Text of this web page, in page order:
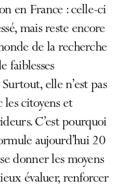
en France : celle-ci
mais reste encore
de la recherche
faiblesses
elle n’est pas
les citoyens et
C’est pourquoi
aujourd’hui 20
donner les moyens
évaluer, renforcer